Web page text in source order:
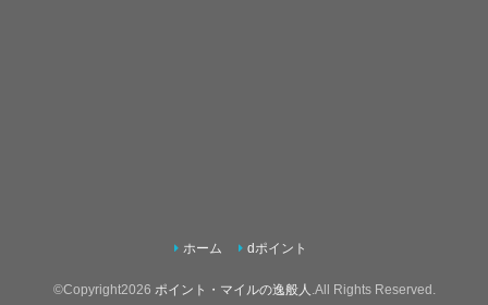
ホーム dポイント
©Copyright2026 ポイント・マイルの逸般人 .All Rights Reserved.